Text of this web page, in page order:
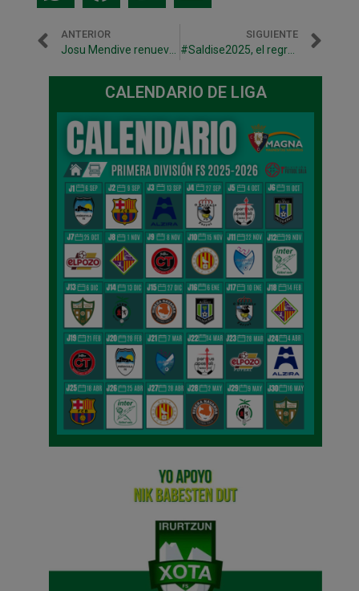
ANTERIOR
Josu Mendive renueva hasta 2025 y la próxima temporada jugará cedido en El Ejido FS
SIGUIENTE
#Saldise2025, el regreso a casa de un campeón
CALENDARIO DE LIGA